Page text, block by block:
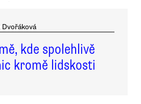
Dvořáková
kde spolehlivě
kromě lidskosti